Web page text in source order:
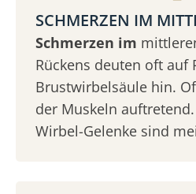
SCHMERZEN IM
Schmerzen im
Rückens deuten oft auf
Brustwirbelsäule hin.
der Muskeln
Wirbel-Gelenke sind